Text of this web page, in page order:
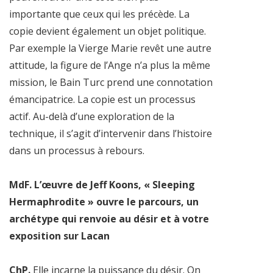
importante que ceux qui les précède. La
copie devient également un objet politique.
Par exemple la Vierge Marie revêt une autre
attitude, la figure de l’Ange n’a plus la même
mission, le Bain Turc prend une connotation
émancipatrice. La copie est un processus
actif. Au-delà d’une exploration de la
technique, il s’agit d’intervenir dans l’histoire
dans un processus à rebours.
MdF. L’œuvre de Jeff Koons, « Sleeping
Hermaphrodite » ouvre le parcours, un
archétype qui renvoie au désir et à votre
exposition sur Lacan
ChP. Elle incarne la puissance du désir. On